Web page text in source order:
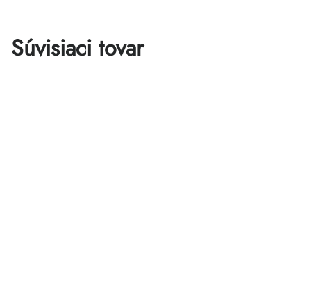
Súvisiaci tovar